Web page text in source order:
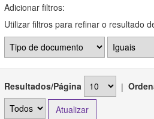
Adicionar filtros:
Utilizar filtros para refinar o resultado
Resultados/Página |